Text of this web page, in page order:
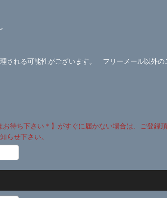
される可能性がございます。 フリーメール以外の
待ち下さい＊】がすぐに届かない場合は、ご登
らせ下さい。